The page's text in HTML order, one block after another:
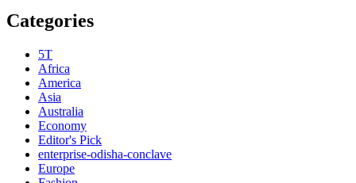
Categories
5T
Africa
America
Asia
Australia
Economy
Editor's Pick
enterprise-odisha-conclave
Europe